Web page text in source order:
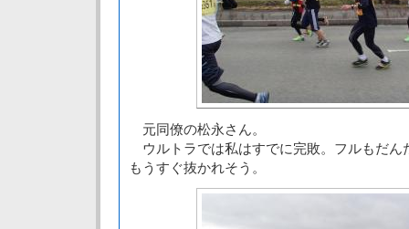
元同僚の松永さん。
ウルトラでは私はすでに完敗。フルもだん
もうすぐ抜かれそう。